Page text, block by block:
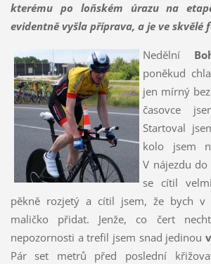
kterému po loňském úrazu na
evidentně vyšla příprava, a je ve skvělé
Nedělní
poněkud
jen mírný
časovce
Startoval
kolo jsem
V nájezdu
se cítil
pěkně rozjetý a cítil jsem, že bych v
maličko přidat. Jenže, co čert
nepozornosti a trefil jsem snad jedinou
Pár set metrů před poslední